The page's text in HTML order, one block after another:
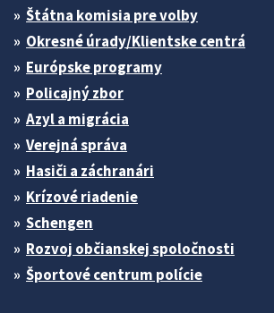
Štátna komisia pre volby
Okresné úrady/Klientske centrá
Európske programy
Policajný zbor
Azyl a migrácia
Verejná správa
Hasiči a záchranári
Krízové riadenie
Schengen
Rozvoj občianskej spoločnosti
Športové centrum polície